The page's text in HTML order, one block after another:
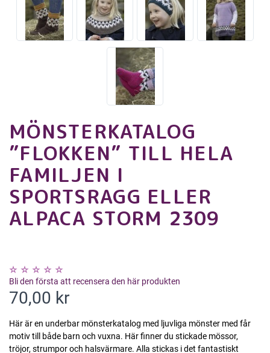
MÖNSTERKATALOG
”FLOKKEN” TILL HELA
FAMILJEN I
SPORTSRAGG ELLER
ALPACA STORM 2309
Bli den första att recensera den här produkten
70,00 kr
Här är en underbar mönsterkatalog med ljuvliga mönster med får
motiv till både barn och vuxna. Här finner du stickade mössor,
tröjor, strumpor och halsvärmare. Alla stickas i det fantastiskt